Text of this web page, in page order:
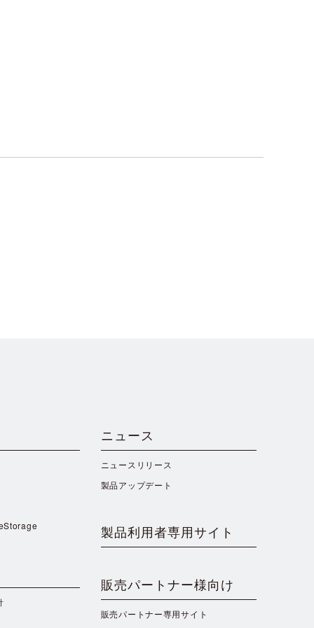
ニュース
ニュースリリース
製品アップデート
製品利用者専用サイト
販売パートナー様向け
販売パートナー専用サイト